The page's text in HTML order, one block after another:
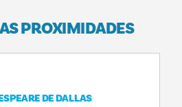
PROXIMIDADES
DE DALLAS